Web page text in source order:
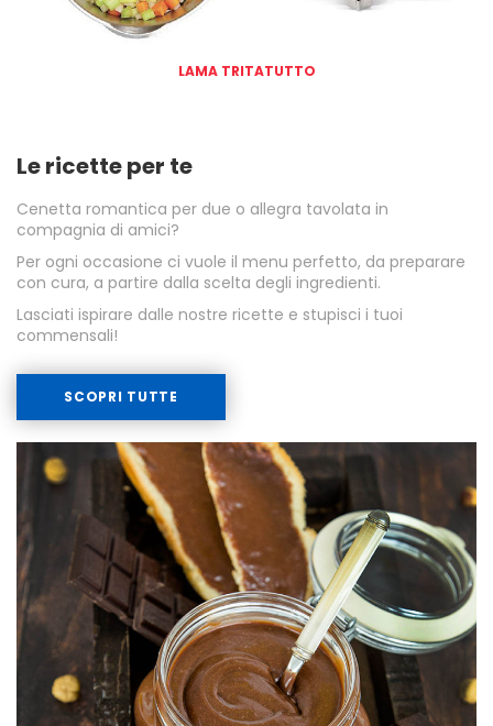
LAMA TRITATUTTO
Le ricette per te
Cenetta romantica per due o allegra tavolata in
compagnia di amici?
Per ogni occasione ci vuole il menu perfetto, da preparare
con cura, a partire dalla scelta degli ingredienti.
Lasciati ispirare dalle nostre ricette e stupisci i tuoi
commensali!
SCOPRI TUTTE